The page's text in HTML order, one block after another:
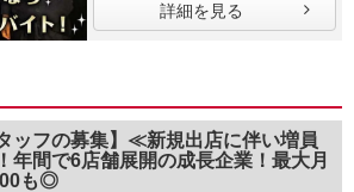
詳細を見る
ッフの募集】≪新規出店に伴い増員
間で6店舗展開の成長企業！最大月
も◎